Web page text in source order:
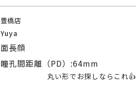
豊橋店
Yuya
面長顔
瞳孔間距離（PD）:64mm
丸い形でお探しならこれ👍